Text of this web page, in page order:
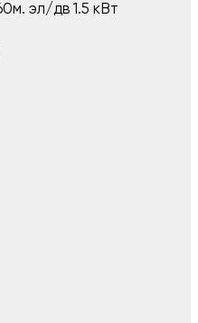
эл/дв 1.5 кВт